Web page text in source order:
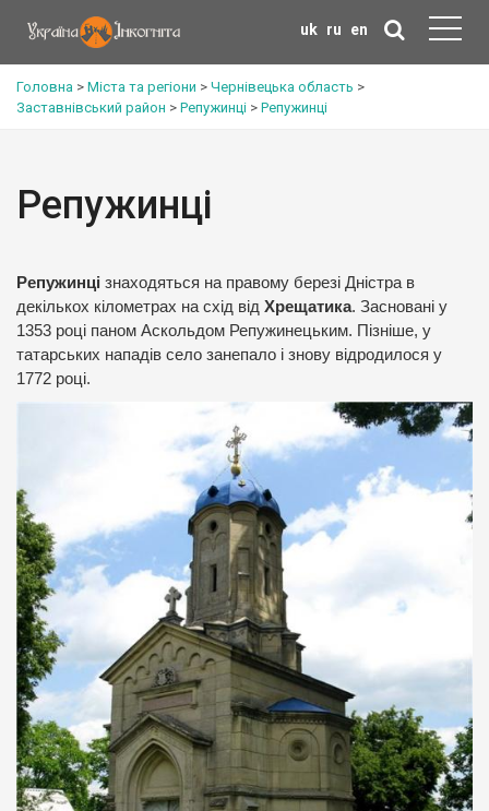
uk ru en
Головна > Міста та регіони > Чернівецька область >
Заставнівський район > Репужинці > Репужинці
Репужинці
Репужинці знаходяться на правому березі Дністра в
декількох кілометрах на схід від Хрещатика. Засновані у
1353 році паном Аскольдом Репужинецьким. Пізніше, у
татарських нападів село занепало і знову відродилося у
1772 році.